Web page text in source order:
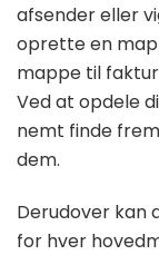
afsender eller
oprette en
mappe til
Ved at opdele
nemt finde
dem.
Derudover kan
for hver